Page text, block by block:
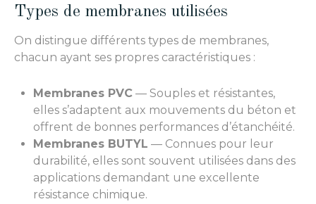
Types de membranes utilisées
On distingue différents types de membranes,
chacun ayant ses propres caractéristiques :
Membranes PVC — Souples et résistantes,
elles s’adaptent aux mouvements du béton et
offrent de bonnes performances d’étanchéité.
Membranes BUTYL — Connues pour leur
durabilité, elles sont souvent utilisées dans des
applications demandant une excellente
résistance chimique.